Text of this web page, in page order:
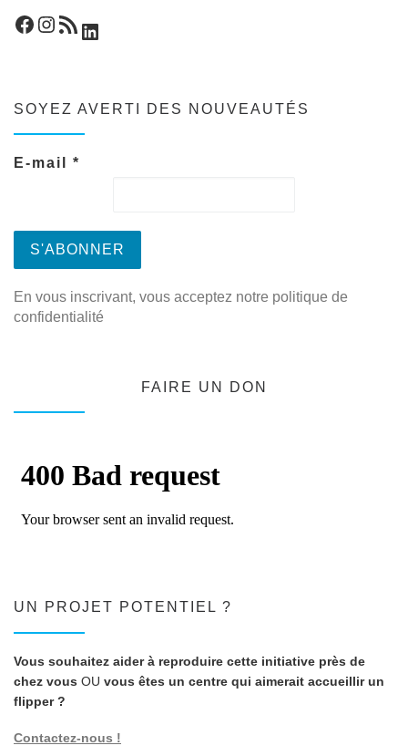
Facebook
Instagram
Flux RSS
LinkedIn
SOYEZ AVERTI DES NOUVEAUTÉS
E-mail *
En vous inscrivant, vous acceptez notre politique de
confidentialité
FAIRE UN DON
UN PROJET POTENTIEL ?
Vous souhaitez aider à reproduire cette initiative près de
chez vous OU vous êtes un centre qui aimerait accueillir un
flipper ?
Contactez-nous !